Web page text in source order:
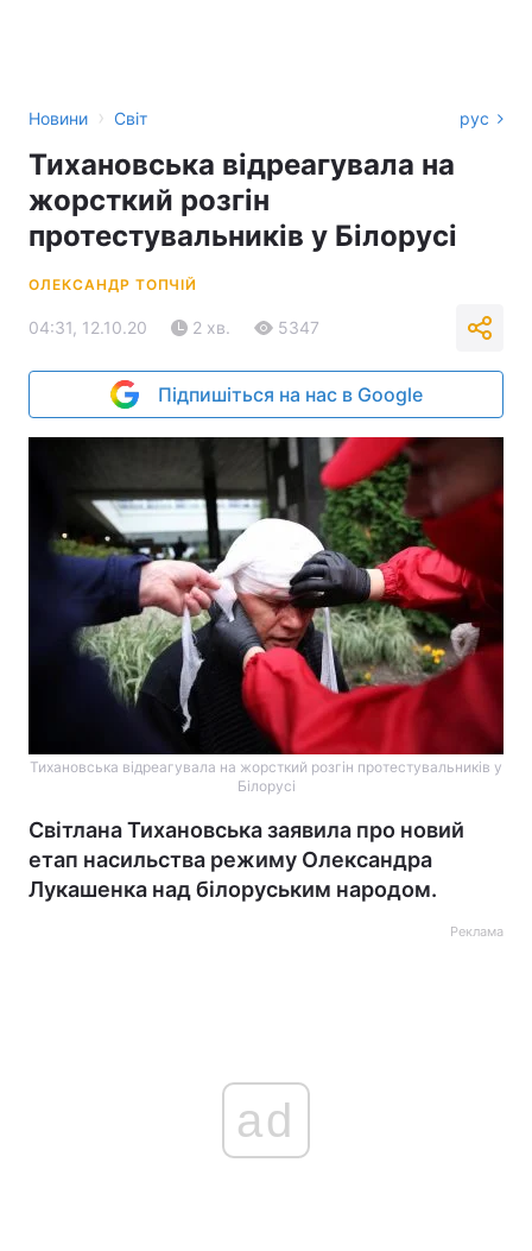
Новини › Світ рус
Тихановська відреагувала на
жорсткий розгін
протестувальників у Білорусі
ОЛЕКСАНДР ТОПЧІЙ
04:31, 12.10.20 2 хв. 5347
Підпишіться на нас в Google
Тихановська відреагувала на жорсткий розгін протестувальників у
Білорусі
Світлана Тихановська заявила про новий
етап насильства режиму Олександра
Лукашенка над білоруським народом.
Реклама
ad